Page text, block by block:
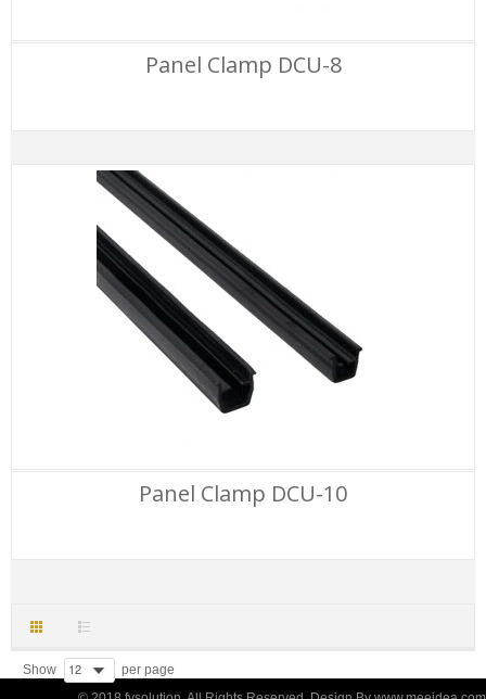
Panel Clamp DCU-8
Panel Clamp DCU-10
Show
per page